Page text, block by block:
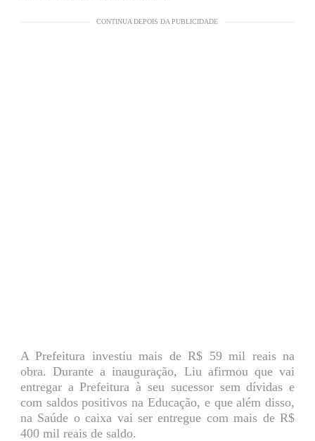
CONTINUA DEPOIS DA PUBLICIDADE
A Prefeitura investiu mais de R$ 59 mil reais na
obra. Durante a inauguração, Liu afirmou que vai
entregar a Prefeitura à seu sucessor sem dívidas e
com saldos positivos na Educação, e que além disso,
na Saúde o caixa vai ser entregue com mais de R$
400 mil reais de saldo.